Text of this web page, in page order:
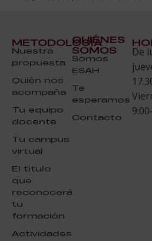
METODOLOGÍA
Nuestra
propuesta
Quién nos
acompaña
Tu equipo
docente
Tu campus
virtual
El título
que
reconocerá
tu
formación
Actividades
QUIÉNES
SOMOS
Somos
ESAH
Te
esperamos
Contacto
De